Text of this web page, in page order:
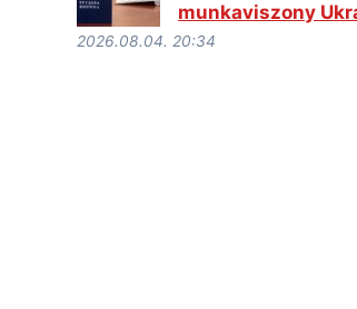
munkaviszony
2026.08.04. 20:34